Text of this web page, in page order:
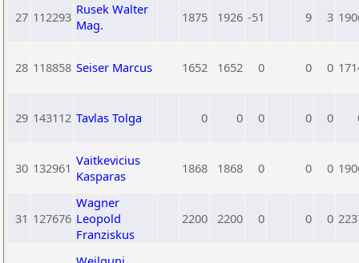
27 112293 Rusek Walter
Mag.
1875 1926 -51 9 3
28 118858 Seiser Marcus 1652 1652 0 0 0
29 143112 Tavlas Tolga 0 0 0 0 0
30 132961 Vaitkevicius
Kasparas
1868 1868 0 0 0
31 127676
Wagner
Leopold
Franziskus
2200 2200 0 0 0